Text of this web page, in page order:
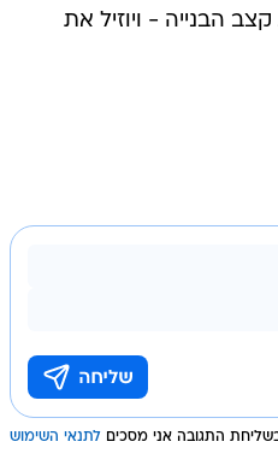
הבנייה - ויוזיל את
התגובה אני מסכים לתנאי השימוש